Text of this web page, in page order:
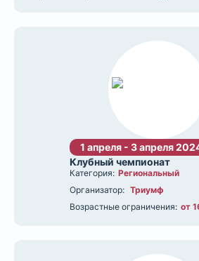
1 апреля - 3 апреля
Клубный чемпионат
Категория: Региональный
Организатор: Триумф
Возрастные ограничения: от